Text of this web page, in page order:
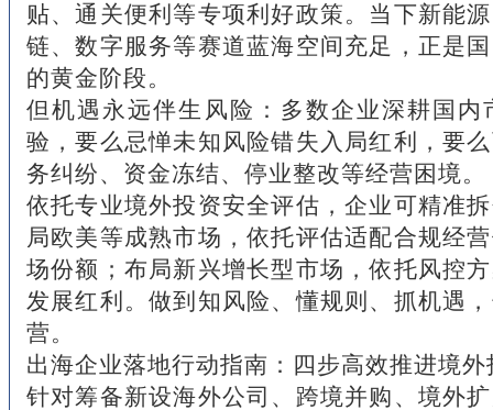
贴、通关便利等专项利好政策。当下新能
链、数字服务等赛道蓝海空间充足，正是
的黄金阶段。
但机遇永远伴生风险：多数企业深耕国内
验，要么忌惮未知风险错失入局红利，要
务纠纷、资金冻结、停业整改等经营困境。
依托专业境外投资安全评估，企业可精准
局欧美等成熟市场，依托评估适配合规经
场份额；布局新兴增长型市场，依托风控
发展红利。做到知风险、懂规则、抓机遇
营。
出海企业落地行动指南：四步高效推进境外
针对筹备新设海外公司、跨境并购、境外